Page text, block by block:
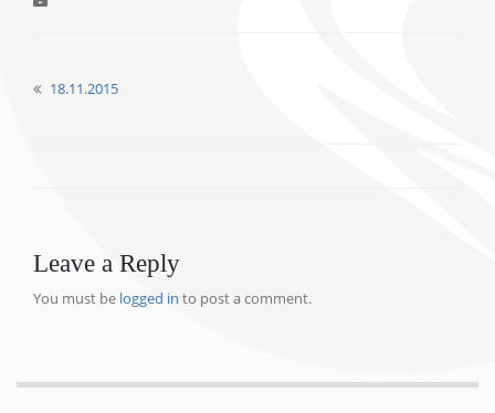
18.11.2015
Leave a Reply
You must be logged in to post a comment.